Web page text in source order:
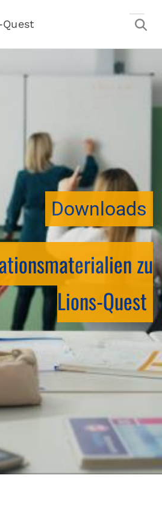
Downloads
zu
Lions-Quest